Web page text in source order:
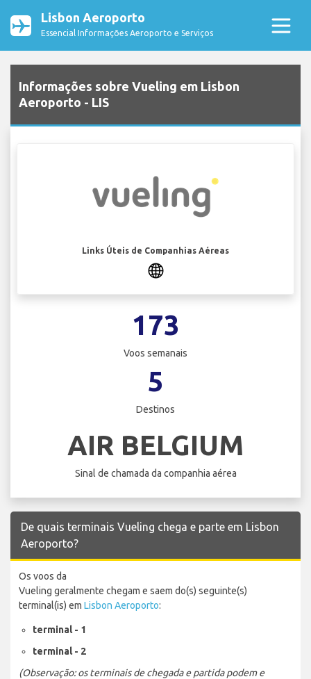
Lisbon Aeroporto
Essencial Informações Aeroporto e Serviços
Informações sobre Vueling em Lisbon
Aeroporto - LIS
Links Úteis de Companhias Aéreas
173
Voos semanais
5
Destinos
AIR BELGIUM
Sinal de chamada da companhia aérea
De quais terminais Vueling chega e parte em Lisbon
Aeroporto?
Os voos da
Vueling geralmente chegam e saem do(s) seguinte(s)
terminal(is) em Lisbon Aeroporto:
terminal - 1
terminal - 2
(Observação: os terminais de chegada e partida podem e